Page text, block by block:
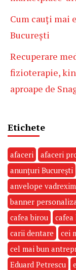
Cum cauți mai
București
Recuperare
fizioterapie,
aproape de
Etichete
afaceri afaceri
anunțuri București
anvelope vadrexim
banner
cafea birou
carii dentare
cei
cel mai bun
Eduard Petrescu